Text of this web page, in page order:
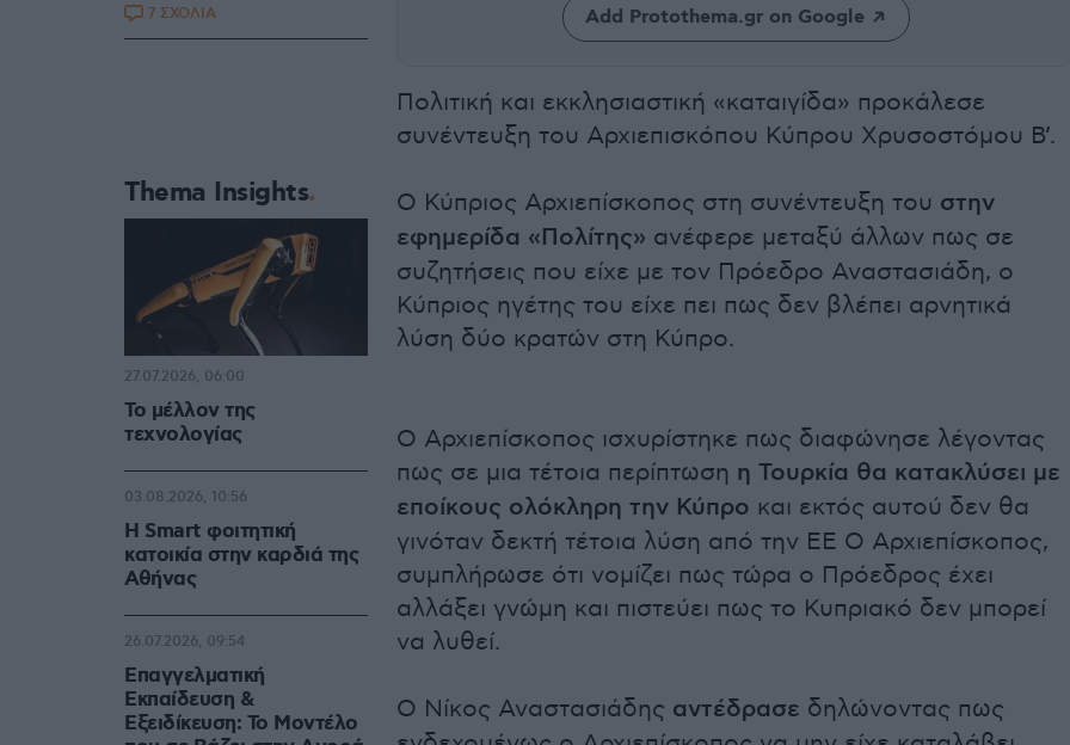
Add Protothema.gr on Google
Πολιτική και εκκλησιαστική «καταιγίδα» προκάλεσε
συνέντευξη του Αρχιεπισκόπου Κύπρου Χρυσοστόμου Β’.
Ο Κύπριος Αρχιεπίσκοπος στη συνέντευξη του στην
εφημερίδα «Πολίτης» ανέφερε μεταξύ άλλων πως σε
συζητήσεις που είχε με τον Πρόεδρο Αναστασιάδη, ο
Κύπριος ηγέτης του είχε πει πως δεν βλέπει αρνητικά
λύση δύο κρατών στη Κύπρο.
Ο Αρχιεπίσκοπος ισχυρίστηκε πως διαφώνησε λέγοντας
πως σε μια τέτοια περίπτωση η Τουρκία θα κατακλύσει με
εποίκους ολόκληρη την Κύπρο και εκτός αυτού δεν θα
γινόταν δεκτή τέτοια λύση από την ΕΕ Ο Αρχιεπίσκοπος,
συμπλήρωσε ότι νομίζει πως τώρα ο Πρόεδρος έχει
αλλάξει γνώμη και πιστεύει πως το Κυπριακό δεν μπορεί
να λυθεί.
Ο Νίκος Αναστασιάδης αντέδρασε δηλώνοντας πως
7 ΣΧΟΛΙΑ
Thema Insights
Το μέλλον της
τεχνολογίας
27.07.2026, 06:00
Η Smart φοιτητική
κατοικία στην καρδιά της
Αθήνας
03.08.2026, 10:56
Επαγγελματική
Εκπαίδευση &
Εξειδίκευση: Το Mοντέλο
26.07.2026, 09:54